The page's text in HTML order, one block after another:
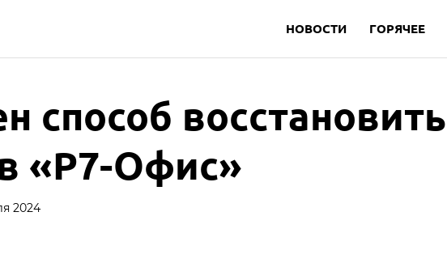
НОВОСТИ ГОРЯЧЕЕ
способ восстановить
«Р7-Офис»
2024